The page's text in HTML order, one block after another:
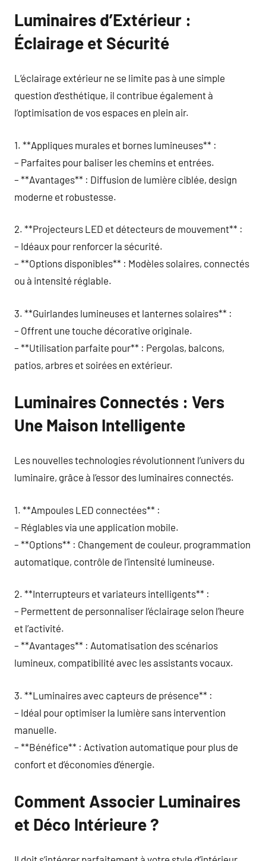
Luminaires d’Extérieur :
Éclairage et Sécurité
L’éclairage extérieur ne se limite pas à une simple
question d’esthétique, il contribue également à
l’optimisation de vos espaces en plein air.
1. **Appliques murales et bornes lumineuses** :
– Parfaites pour baliser les chemins et entrées.
– **Avantages** : Diffusion de lumière ciblée, design
moderne et robustesse.
2. **Projecteurs LED et détecteurs de mouvement** :
– Idéaux pour renforcer la sécurité.
– **Options disponibles** : Modèles solaires, connectés
ou à intensité réglable.
3. **Guirlandes lumineuses et lanternes solaires** :
– Offrent une touche décorative originale.
– **Utilisation parfaite pour** : Pergolas, balcons,
patios, arbres et soirées en extérieur.
Luminaires Connectés : Vers
Une Maison Intelligente
Les nouvelles technologies révolutionnent l’univers du
luminaire, grâce à l’essor des luminaires connectés.
1. **Ampoules LED connectées** :
– Réglables via une application mobile.
– **Options** : Changement de couleur, programmation
automatique, contrôle de l’intensité lumineuse.
2. **Interrupteurs et variateurs intelligents** :
– Permettent de personnaliser l’éclairage selon l’heure
et l’activité.
– **Avantages** : Automatisation des scénarios
lumineux, compatibilité avec les assistants vocaux.
3. **Luminaires avec capteurs de présence** :
– Idéal pour optimiser la lumière sans intervention
manuelle.
– **Bénéfice** : Activation automatique pour plus de
confort et d’économies d’énergie.
Comment Associer Luminaires
et Déco Intérieure ?